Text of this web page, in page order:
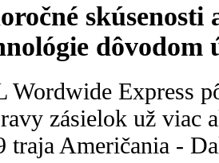
skúsenosti
dôvodom
Wordwide Express
zásielok už viac
traja Američania -